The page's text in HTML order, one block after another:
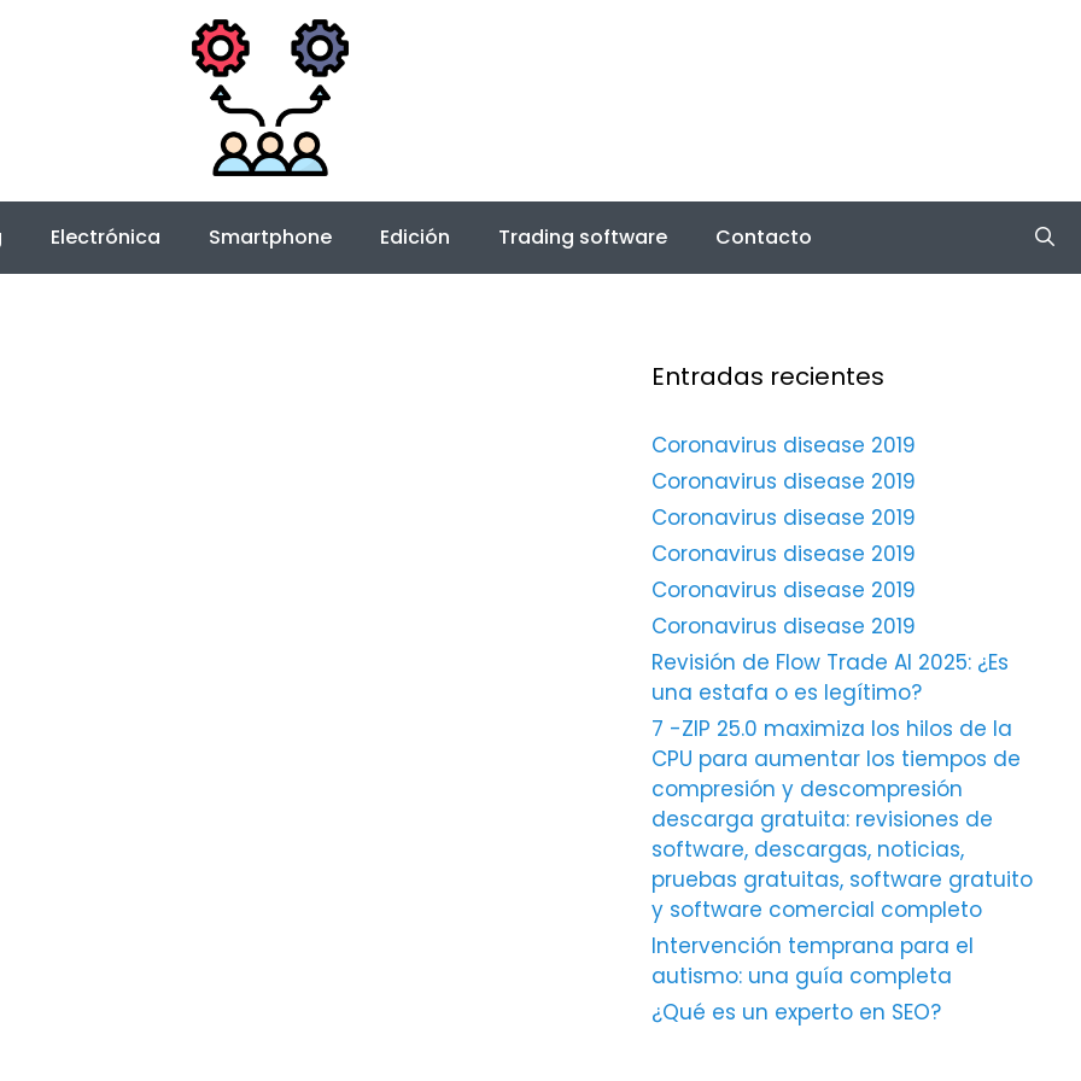
Electrónica Smartphone Edición Trading software Contacto
Entradas recientes
Coronavirus disease 2019
Coronavirus disease 2019
Coronavirus disease 2019
Coronavirus disease 2019
Coronavirus disease 2019
Coronavirus disease 2019
Revisión de Flow Trade AI 2025: ¿Es
una estafa o es legítimo?
7 -ZIP 25.0 maximiza los hilos de la
CPU para aumentar los tiempos de
compresión y descompresión
descarga gratuita: revisiones de
software, descargas, noticias,
pruebas gratuitas, software gratuito
y software comercial completo
Intervención temprana para el
autismo: una guía completa
¿Qué es un experto en SEO?